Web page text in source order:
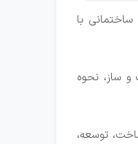
با
ساز، نحوه
صدور پروانه‌های ساخت، توسعه،